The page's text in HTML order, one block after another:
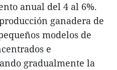
anual del 4 al 6%.
ganadera de
modelos de
e
gradualmente la